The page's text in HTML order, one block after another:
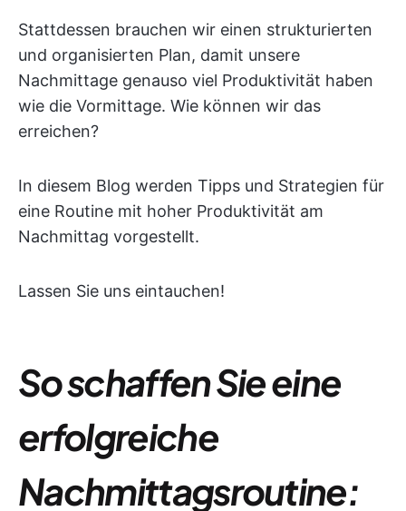
Stattdessen brauchen wir einen strukturierten
und organisierten Plan, damit unsere
Nachmittage genauso viel Produktivität haben
wie die Vormittage. Wie können wir das
erreichen?
In diesem Blog werden Tipps und Strategien für
eine Routine mit hoher Produktivität am
Nachmittag vorgestellt.
Lassen Sie uns eintauchen!
So schaffen Sie eine
erfolgreiche
Nachmittagsroutine: